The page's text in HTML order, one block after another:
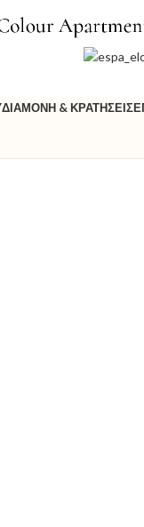
ΔΙΑΜΟΝΉ & ΚΡΑΤΉΣΕΙΣ